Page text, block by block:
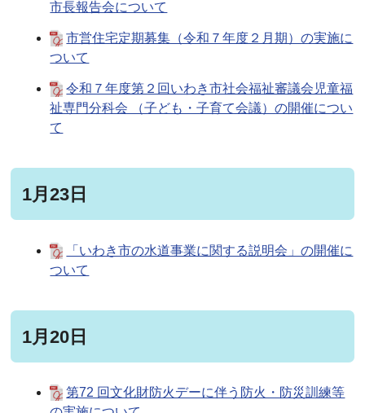
市長報告会について
市営住宅定期募集（令和７年度２月期）の実施に
ついて
令和７年度第２回いわき市社会福祉審議会児童福
祉専門分科会 （子ども・子育て会議）の開催につい
て
1月23日
「いわき市の水道事業に関する説明会」の開催に
ついて
1月20日
第72 回文化財防火デーに伴う防火・防災訓練等